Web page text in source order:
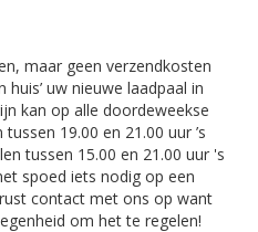
maar geen verzendkosten
huis’ uw nieuwe laadpaal in
kan op alle doordeweekse
19.00 en 21.00 uur ’s
tussen 15.00 en 21.00 uur 's
spoed iets nodig op een
contact met ons op want
om het te regelen!